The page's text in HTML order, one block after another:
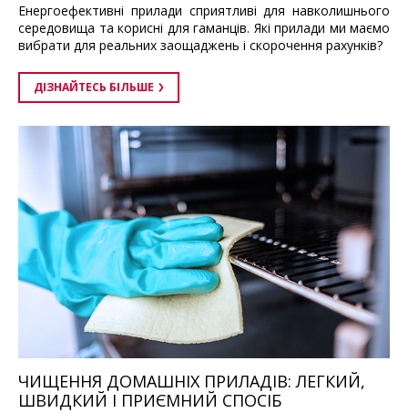
Енергоефективні прилади сприятливі для навколишнього
середовища та корисні для гаманців. Які прилади ми маємо
вибрати для реальних заощаджень і скорочення рахунків?
ДІЗНАЙТЕСЬ БІЛЬШЕ
ЧИЩЕННЯ ДОМАШНІХ ПРИЛАДІВ: ЛЕГКИЙ,
ШВИДКИЙ І ПРИЄМНИЙ СПОСІБ